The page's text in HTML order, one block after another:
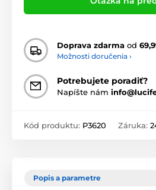
Doprava zdarma od
Možnosti doručenia ›
Potrebujete poradiť?
Napíšte nám
Kód produktu: P3620 Záruka:
Popis a parametre